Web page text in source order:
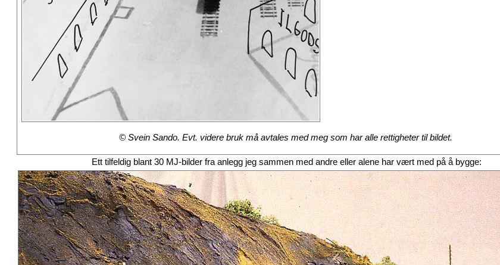
© Svein Sando. Evt. videre bruk må avtales med meg som har alle rettigheter til bildet.
Ett tilfeldig blant 30 MJ-bilder fra anlegg jeg sammen med andre eller alene har vært med på å bygge: